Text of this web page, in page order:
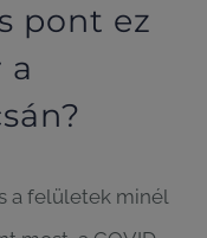
pont ez
a
a felületek minél